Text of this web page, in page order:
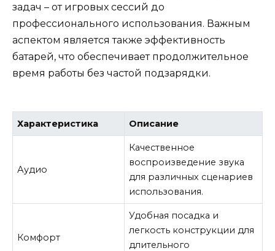
задач – от игровых сессий до
профессионального использования. Важным
аспектом является также эффективность
батарей, что обеспечивает продолжительное
время работы без частой подзарядки.
Характеристика Описание
Аудио
Качественное
воспроизведение звука
для различных сценариев
использования.
Комфорт
Удобная посадка и
легкость конструкции для
длительного